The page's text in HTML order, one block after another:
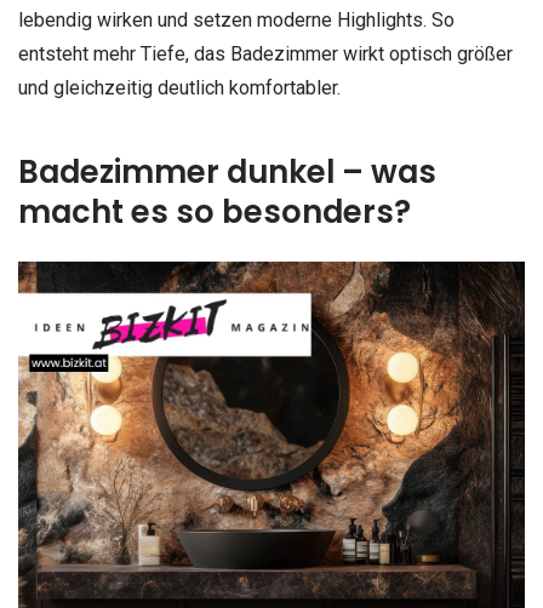
lebendig wirken und setzen moderne Highlights. So
entsteht mehr Tiefe, das Badezimmer wirkt optisch größer
und gleichzeitig deutlich komfortabler.
Badezimmer dunkel – was
macht es so besonders?